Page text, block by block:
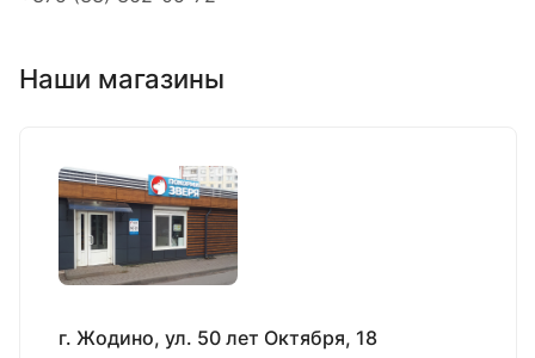
Наши магазины
г. Жодино, ул. 50 лет Октября, 18